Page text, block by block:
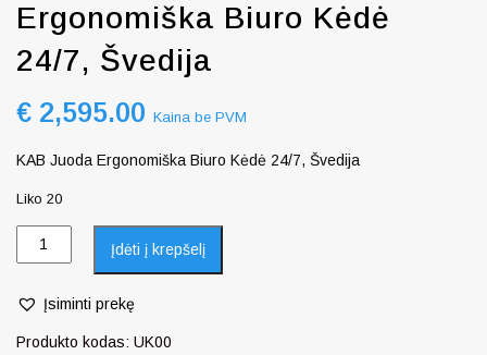
Ergonomiška Biuro Kėdė
24/7, Švedija
€ 2,595.00 Kaina be PVM
KAB Juoda Ergonomiška Biuro Kėdė 24/7, Švedija
Liko 20
Įdėti į krepšelį
Įsiminti prekę
Produkto kodas: UK00